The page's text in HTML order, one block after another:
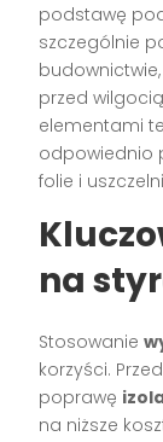
podstawę
szczególnie
przed
elementami
odpowiednio
folie i
na
Stosowanie
korzyści.
poprawę
na niższe